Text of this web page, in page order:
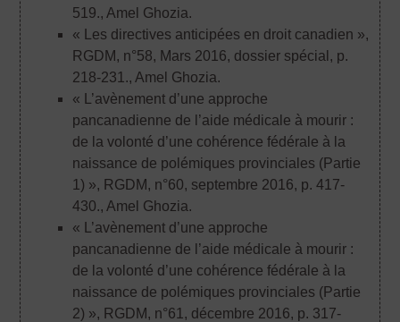
519., Amel Ghozia.
« Les directives anticipées en droit canadien »,
RGDM, n°58, Mars 2016, dossier spécial, p.
218-231., Amel Ghozia.
« L’avènement d’une approche
pancanadienne de l’aide médicale à mourir :
de la volonté d’une cohérence fédérale à la
naissance de polémiques provinciales (Partie
1) », RGDM, n°60, septembre 2016, p. 417-
430., Amel Ghozia.
« L’avènement d’une approche
pancanadienne de l’aide médicale à mourir :
de la volonté d’une cohérence fédérale à la
naissance de polémiques provinciales (Partie
2) », RGDM, n°61, décembre 2016, p. 317-